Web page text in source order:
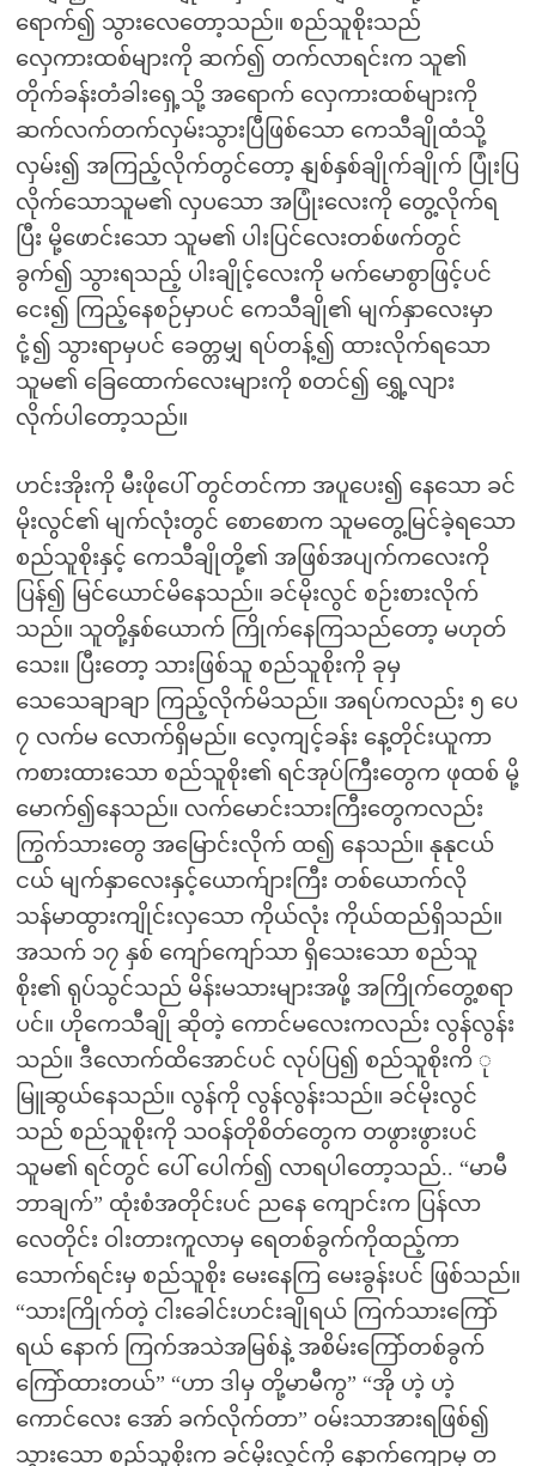
ရောက်၍ သွားလေတော့သည်။ စည်သူစိုးသည်
လှေကားထစ်များကို ဆက်၍ တက်လာရင်းက သူ၏
တိုက်ခန်းတံခါးရှေ့သို့ အရောက် လှေကားထစ်များကို
ဆက်လက်တက်လှမ်းသွားပြီဖြစ်သော ကေသီချိုထံသို့
လှမ်း၍ အကြည့်လိုက်တွင်တော့ နျစ်နှစ်ချိုက်ချိုက် ပြုံးပြ
လိုက်သောသူမ၏ လှပသော အပြုံးလေးကို တွေ့လိုက်ရ
ပြီး မို့ဖောင်းသော သူမ၏ ပါးပြင်လေးတစ်ဖက်တွင်
ခွက်၍ သွားရသည့် ပါးချိုင့်လေးကို မက်မောစွာဖြင့်ပင်
ငေး၍ ကြည့်နေစဉ်မှာပင် ကေသီချို၏ မျက်နှာလေးမှာ
ငုံ့၍ သွားရာမှပင် ခေတ္တမျှ ရပ်တန့်၍ ထားလိုက်ရသော
သူမ၏ ခြေထောက်လေးများကို စတင်၍ ရွှေ့လျား
လိုက်ပါတော့သည်။
ဟင်းအိုးကို မီးဖိုပေါ် တွင်တင်ကာ အပူပေး၍ နေသော ခင်
မိုးလွင်၏ မျက်လုံးတွင် စောစောက သူမတွေ့မြင်ခဲ့ရသော
စည်သူစိုးနှင့် ကေသီချိုတို့၏ အဖြစ်အပျက်ကလေးကို
ပြန်၍ မြင်ယောင်မိနေသည်။ ခင်မိုးလွင် စဉ်းစားလိုက်
သည်။ သူတို့နှစ်ယောက် ကြိုက်နေကြသည်တော့ မဟုတ်
သေး။ ပြီးတော့ သားဖြစ်သူ စည်သူစိုးကို ခုမှ
သေသေချာချာ ကြည့်လိုက်မိသည်။ အရပ်ကလည်း ၅ ပေ
၇ လက်မ လောက်ရှိမည်။ လေ့ကျင့်ခန်း နေ့တိုင်းယူကာ
ကစားထားသော စည်သူစိုး၏ ရင်အုပ်ကြီးတွေက ဖုထစ် မို့
မောက်၍နေသည်။ လက်မောင်းသားကြီးတွေကလည်း
ကြွက်သားတွေ အမြောင်းလိုက် ထ၍ နေသည်။ နုနုငယ်
ငယ် မျက်နှာလေးနှင့်ယောက်ျားကြီး တစ်ယောက်လို
သန်မာထွားကျိုင်းလှသော ကိုယ်လုံး ကိုယ်ထည်ရှိသည်။
အသက် ၁၇ နှစ် ကျော်ကျော်သာ ရှိသေးသော စည်သူ
စိုး၏ ရုပ်သွင်သည် မိန်းမသားများအဖို့ အကြိုက်တွေ့စရာ
ပင်။ ဟိုကေသီချို ဆိုတဲ့ ကောင်မလေးကလည်း လွန်လွန်း
သည်။ ဒီလောက်ထိအောင်ပင် လုပ်ပြ၍ စည်သူစိုးကိ ု
မြူဆွယ်နေသည်။ လွန်ကို လွန်လွန်းသည်။ ခင်မိုးလွင်
သည် စည်သူစိုးကို သဝန်တိုစိတ်တွေက တဖွားဖွားပင်
သူမ၏ ရင်တွင် ပေါ် ပေါက်၍ လာရပါတော့သည်.. “မာမီ
ဘာချက်” ထုံးစံအတိုင်းပင် ညနေ ကျောင်းက ပြန်လာ
လေတိုင်း ဝါးတားကူလာမှ ရေတစ်ခွက်ကိုထည့်ကာ
သောက်ရင်းမှ စည်သူစိုး မေးနေကြ မေးခွန်းပင် ဖြစ်သည်။
“သားကြိုက်တဲ့ ငါးခေါင်းဟင်းချိုရယ် ကြက်သားကြော်
ရယ် နောက် ကြက်အသဲအမြစ်နဲ့ အစိမ်းကြော်တစ်ခွက်
ကြော်ထားတယ်” “ဟာ ဒါမှ တို့မာမီကွ” “အို ဟဲ့ ဟဲ့
ကောင်လေး အော် ခက်လိုက်တာ” ဝမ်းသာအားရဖြစ်၍
သွားသော စည်သူစိုးက ခင်မိုးလွင်ကို နောက်ကျောမှ တ